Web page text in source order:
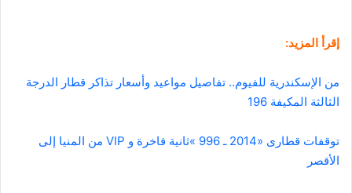
إقرأ المزيد:
من الإسكندرية للفيوم.. تفاصيل مواعيد وأسعار تذاكر قطار الدرجة
الثالثة المكيفة 196
توقفات قطارى «2014 ـ 996 »ثانية فاخرة و VIP من المنيا إلى
الأقصر